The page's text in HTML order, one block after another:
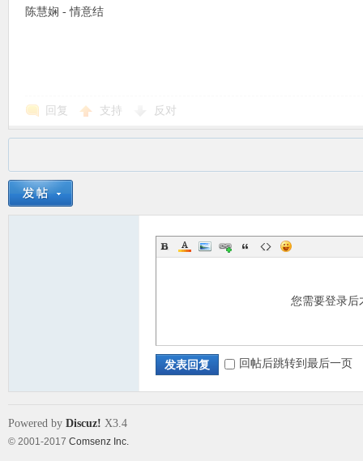
陈慧娴 - 情意结
回复 支持 反对
您需要登录
发表回复 回帖后跳转到最后一页
Powered by Discuz! X3.4
© 2001-2017 Comsenz Inc.